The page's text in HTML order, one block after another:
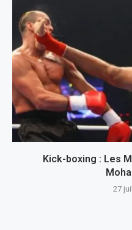
Kick-boxing : Les
27